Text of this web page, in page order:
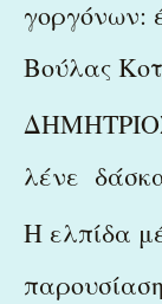
γοργόνων:
Βούλας
λένε
Η ελπίδα